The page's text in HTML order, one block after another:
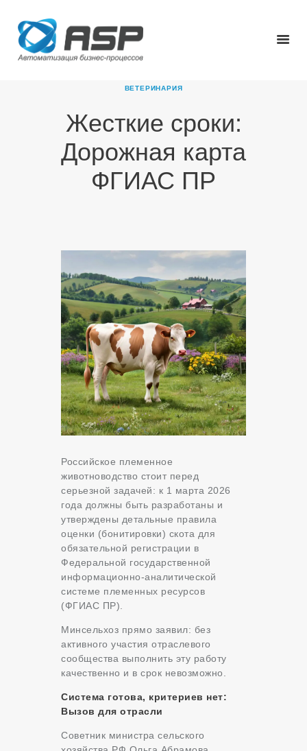
ВЕТЕРИНАРИЯ
Жесткие сроки:
Дорожная карта
ФГИАС ПР
ГЛАВНАЯ
О КОМПАНИИ
ПРОДУКТЫ
НОВОСТИ
КОНТАКТЫ
Российское племенное
животноводство стоит перед
серьезной задачей: к 1 марта 2026
года должны быть разработаны и
утверждены детальные правила
оценки (бонитировки) скота для
обязательной регистрации в
Федеральной государственной
информационно-аналитической
системе племенных ресурсов
(ФГИАС ПР).
Минсельхоз прямо заявил: без
активного участия отраслевого
сообщества выполнить эту работу
качественно и в срок невозможно.
Система готова, критериев нет:
Вызов для отрасли
Советник министра сельского